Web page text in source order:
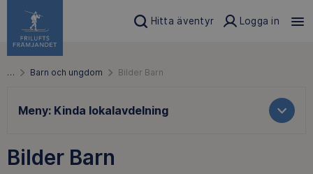
Hitta äventyr Logga in
… Barn och ungdom Bilder Barn
Meny: Kinda lokalavdelning
Bilder Barn